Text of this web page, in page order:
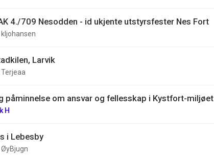
4./709 Nesodden - id ukjente utstyrsfester Nes Fort
kljohansen
Larvik
Terjeaa
påminnelse om ansvar og fellesskap i Kystfort-miljøet
H
i Lebesby
ØyBjugn